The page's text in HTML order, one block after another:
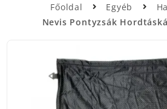
Főoldal Egyéb
Nevis Pontyzsák